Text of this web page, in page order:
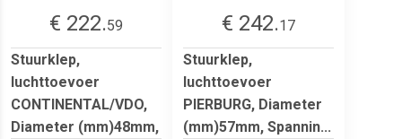
€ 222.59
Stuurklep,
luchttoevoer
CONTINENTAL/VDO,
Diameter (mm)48mm,
€ 242.17
Stuurklep,
luchttoevoer
PIERBURG, Diameter
(mm)57mm, Spannin...